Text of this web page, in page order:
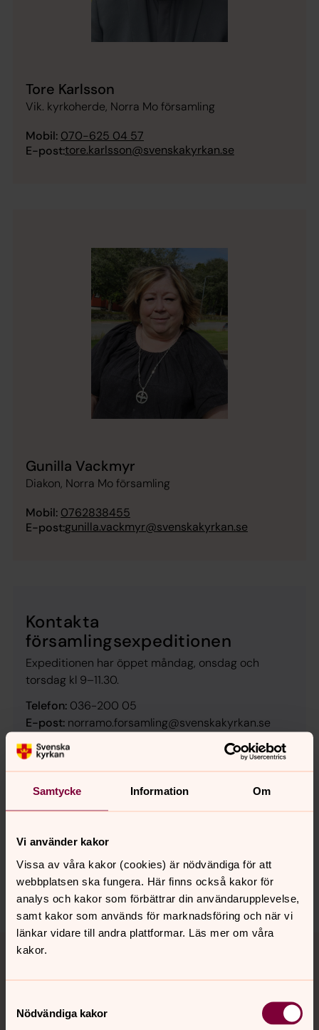
Samtycke Information Om
Vi använder kakor
Vissa av våra kakor (cookies) är nödvändiga för att
webbplatsen ska fungera. Här finns också kakor för
analys och kakor som förbättrar din användarupplevelse,
samt kakor som används för marknadsföring och när vi
länkar vidare till andra plattformar. Läs mer om våra
kakor.
Nödvändiga kakor
Tore Karlsson
Vik. kyrkoherde, Norra Mo församling
Mobil: 070-625 04 57
E-post:tore.karlsson@svenskakyrkan.se
Gunilla Vackmyr
Diakon, Norra Mo församling
Mobil: 0762838455
E-post:gunilla.vackmyr@svenskakyrkan.se
Kontakta
församlingsexpeditionen
Expeditionen har öppet måndag, onsdag och
torsdag kl 9–11.30.
Telefon: 036-200 05
E-post: norramo.forsamling@svenskakyrkan.se
Besöksadress:
Postadress:
Norra Mo församling, 565 76 Bottnaryd
Du kan få akut samtals- och krisstöd kvällar och nätter kl
21–06. Ring 112 och fråga efter en jourhavande präst. Du
kan också chatta med eller skriva ett digitalt brev till en
jourhavande präst.
diakoni
Diakonin är kyrkans uppdrag att visa omsorg om
medmänniskan och skapelsen. Ibland kallas diakonin